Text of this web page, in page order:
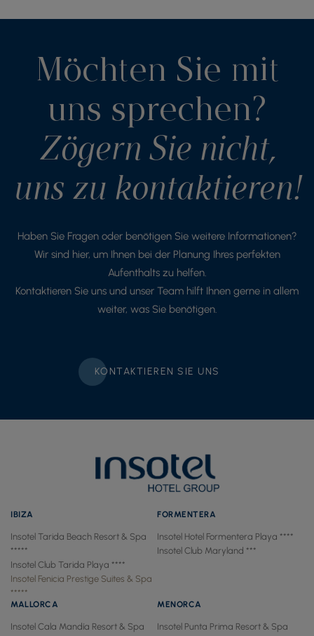
Möchten Sie mit
uns sprechen?
Zögern Sie nicht,
uns zu kontaktieren!
Haben Sie Fragen oder benötigen Sie weitere Informationen?
Wir sind hier, um Ihnen bei der Planung Ihres perfekten
Aufenthalts zu helfen.
Kontaktieren Sie uns und unser Team hilft Ihnen gerne in allem
weiter, was Sie benötigen.
KONTAKTIEREN SIE UNS
IBIZA
Insotel Tarida Beach Resort & Spa
*****
Insotel Club Tarida Playa ****
Insotel Fenicia Prestige Suites & Spa
*****
FORMENTERA
Insotel Hotel Formentera Playa ****
Insotel Club Maryland ***
MALLORCA
Insotel Cala Mandía Resort & Spa
MENORCA
Insotel Punta Prima Resort & Spa